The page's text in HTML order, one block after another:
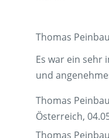
Thomas
Es war ein sehr
und
Thomas
Österreich,
Thomas